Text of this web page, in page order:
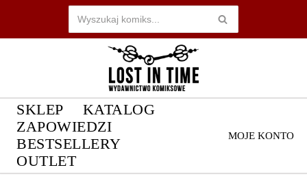
Przejdź
SKLEP
KATALOG
ZAPOWIEDZI
BESTSELLERY
OUTLET
MOJE KONTO